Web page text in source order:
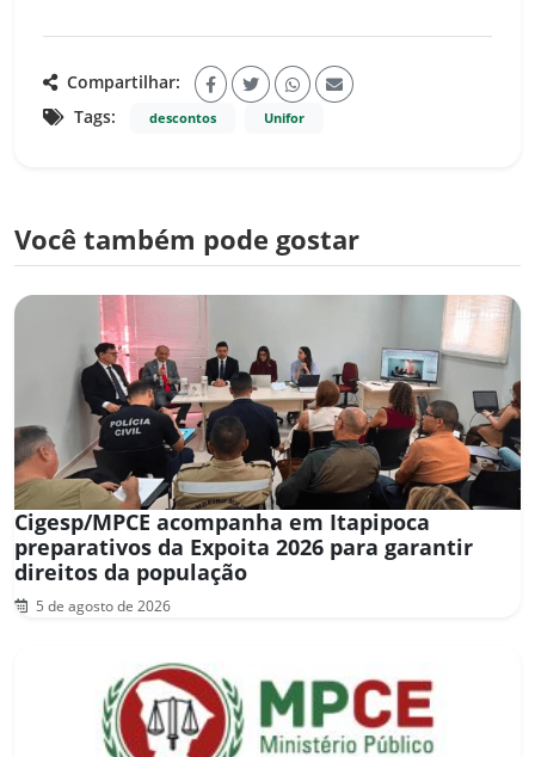
Compartilhar:
Tags:
descontos Unifor
Você também pode gostar
Cigesp/MPCE acompanha em Itapipoca
preparativos da Expoita 2026 para garantir
direitos da população
5 de agosto de 2026